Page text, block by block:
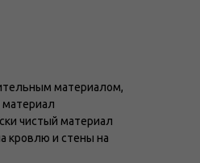
материалом,
чистый материал
кровлю и стены на